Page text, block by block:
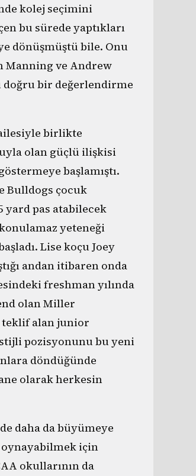
kolej seçimini
bu sürede yaptıkları
dönüşmüştü bile. Onu
Manning ve Andrew
doğru bir değerlendirme
birlikte
olan güçlü ilişkisi
başlamıştı.
Bulldogs çocuk
yard pas atabilecek
yeteneği
Lise koçu Joey
andan itibaren onda
freshman yılında
olan Miller
teklif alan junior
pozisyonunu bu yeni
döndüğünde
olarak herkesin
daha da büyümeye
oynayabilmek için
okullarının da